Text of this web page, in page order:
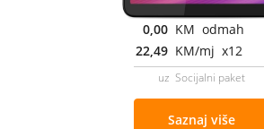
0,00 KM odmah
22,49 KM/mj x12
uz Socijalni paket
Saznaj više